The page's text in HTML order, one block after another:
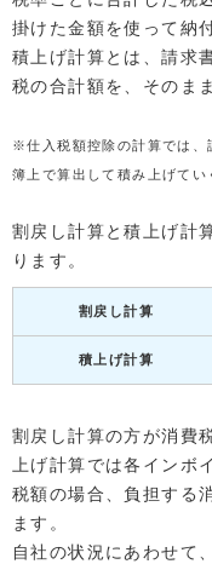
掛けた金額を使って納
積上げ計算とは、請求
税の合計額を、そのま
※仕入税額控除の計算では、
簿上で算出して積み上げてい
割戻し計算と積上げ計
ります。
割戻し計算
積上げ計算
割戻し計算の方が消費
上げ計算では各インボ
税額の場合、負担する
ます。
自社の状況にあわせて